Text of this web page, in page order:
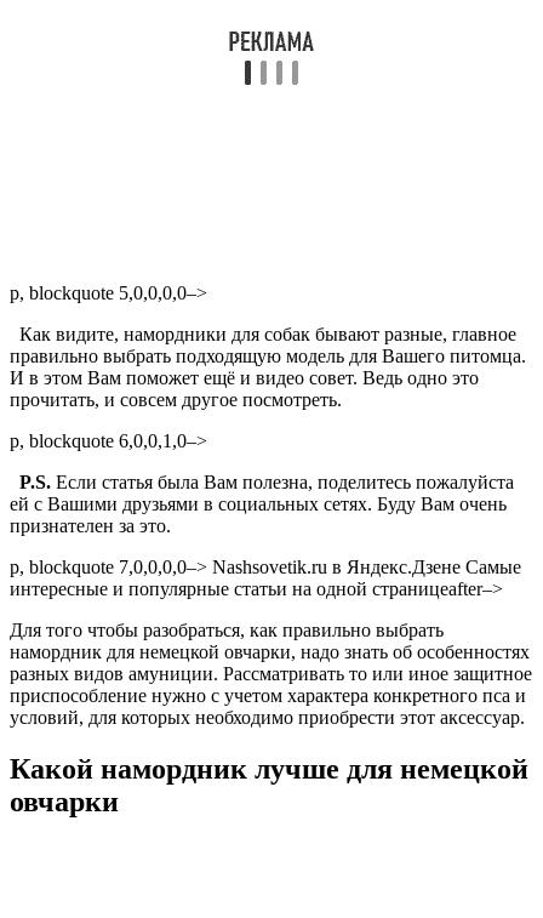
p, blockquote 5,0,0,0,0–>
Как видите, намордники для собак бывают разные, главное
правильно выбрать подходящую модель для Вашего питомца.
И в этом Вам поможет ещё и видео совет. Ведь одно это
прочитать, и совсем другое посмотреть.
p, blockquote 6,0,0,1,0–>
P.S. Если статья была Вам полезна, поделитесь пожалуйста
ей с Вашими друзьями в социальных сетях. Буду Вам очень
признателен за это.
p, blockquote 7,0,0,0,0–> Nashsovetik.ru в Яндекс.Дзене Самые
интересные и популярные статьи на одной страницеafter–>
Для того чтобы разобраться, как правильно выбрать
намордник для немецкой овчарки, надо знать об особенностях
разных видов амуниции. Рассматривать то или иное защитное
приспособление нужно с учетом характера конкретного пса и
условий, для которых необходимо приобрести этот аксессуар.
Какой намордник лучше для немецкой
овчарки